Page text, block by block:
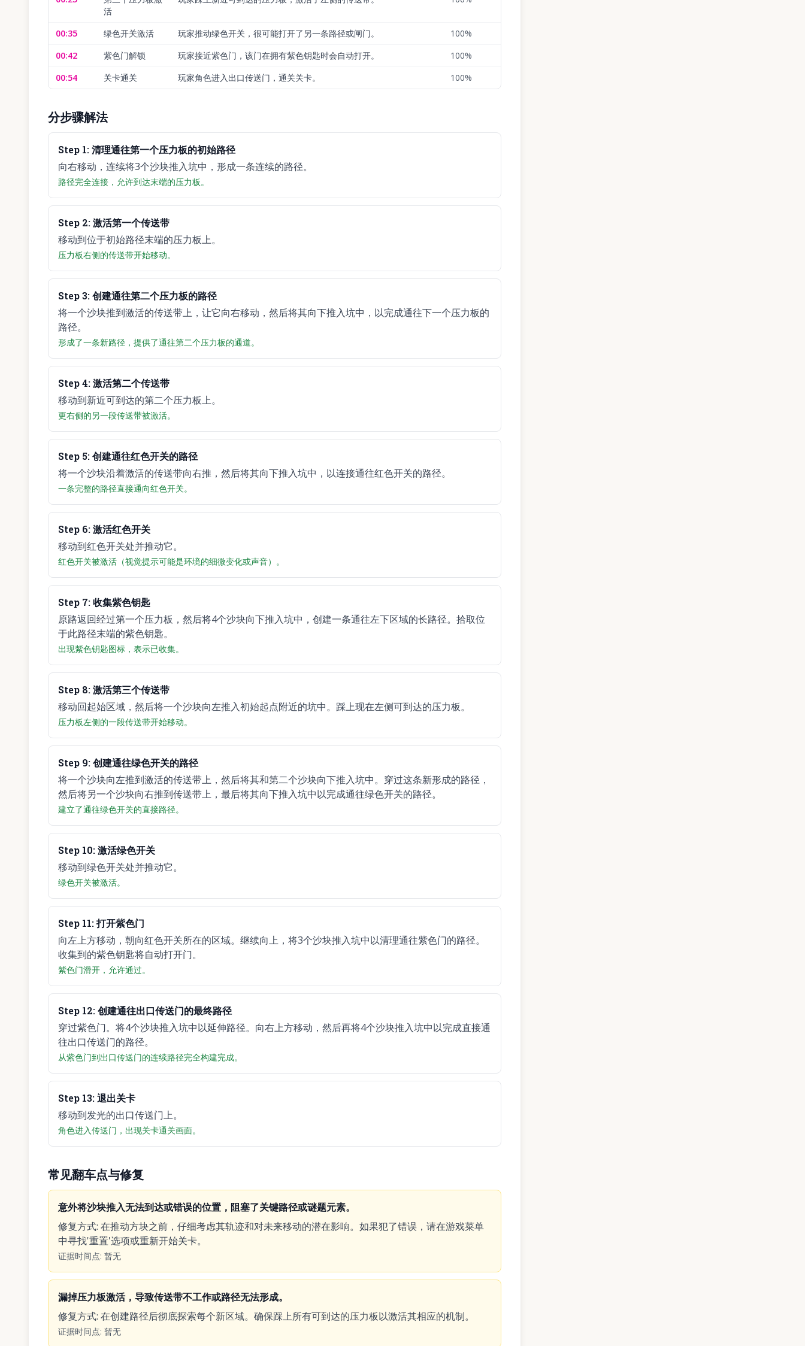
活
00:35 绿色开关激活 玩家推动绿色开关，很可能打开了另一条路径或闸门。 100%
00:42
紫色门解锁 玩家接近紫色门，该门在拥有紫色钥匙时会自动打开。 100%
00:54
关卡通关 玩家角色进入出口传送门，通关关卡。 100%
分步骤解法
Step 1:清理通往第一个压力板的初始路径
向右移动，连续将3个沙块推入坑中，形成一条连续的路径。
路径完全连接，允许到达末端的压力板。
Step 2:激活第一个传送带
移动到位于初始路径末端的压力板上。
压力板右侧的传送带开始移动。
Step3:创建通往第二个压力板的路径
将一个沙块推到激活的传送带上，让它向右移动，然后将其向下推入坑中，以完成通往下一个压力板的
路径。
形成了一条新路径，提供了通往第二个压力板的通道。
Step4:激活第二个传送带
移动到新近可到达的第二个压力板上。
更右侧的另一段传送带被激活。
Step 5:创建通往红色开关的路径
将一个沙块沿着激活的传送带向右推，然后将其向下推入坑中，以连接通往红色开关的路径。
一条完整的路径直接通向红色开关。
Step 6:激活红色开关
移动到红色开关处并推动它。
红色开关被激活（视觉提示可能是环境的细微变化或声音）。
Step 7:收集紫色钥匙
原路返回经过第一个压力板，然后将4个沙块向下推入坑中，创建一条通往左下区域的长路径。拾取位
于此路径末端的紫色钥匙。
出现紫色钥匙图标，表示已收集。
Step 8:激活第三个传送带
移动回起始区域，然后将一个沙块向左推入初始起点附近的坑中。踩上现在左侧可到达的压力板。
压力板左侧的一段传送带开始移动。
Step 9:创建通往绿色开关的路径
将一个沙块向左推到激活的传送带上，然后将其和第二个沙块向下推入坑中。穿过这条新形成的路径，
然后将另一个沙块向右推到传送带上，最后将其向下推入坑中以完成通往绿色开关的路径。
建立了通往绿色开关的直接路径。
Step 10:激活绿色开关
移动到绿色开关处并推动它。
绿色开关被激活。
Step 11:打开紫色门
向左上方移动，朝向红色开关所在的区域。继续向上，将3个沙块推入坑中以清理通往紫色门的路径。
收集到的紫色钥匙将自动打开门。
紫色门滑开，允许通过。
Step 12:创建通往出口传送门的最终路径
穿过紫色门。将4个沙块推入坑中以延伸路径。向右上方移动，然后再将4个沙块推入坑中以完成直接通
往出口传送门的路径。
从紫色门到出口传送门的连续路径完全构建完成。
Step 13:退出关卡
移动到发光的出口传送门上。
角色进入传送门，出现关卡通关画面。
常见翻车点与修复
意外将沙块推入无法到达或错误的位置，阻塞了关键路径或谜题元素。
修复方式: 在推动方块之前，仔细考虑其轨迹和对未来移动的潜在影响。如果犯了错误，请在游戏菜单
中寻找'重置'选项或重新开始关卡。
证据时间点: 暂无
漏掉压力板激活，导致传送带不工作或路径无法形成。
修复方式: 在创建路径后彻底探索每个新区域。确保踩上所有可到达的压力板以激活其相应的机制。
证据时间点: 暂无